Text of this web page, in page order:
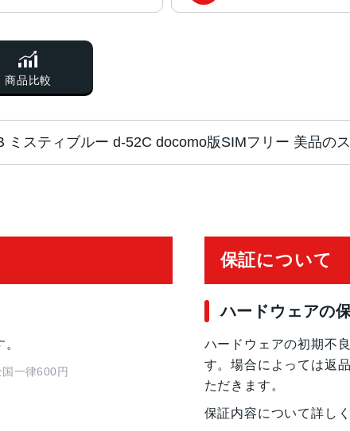
商品比較
ミスティブルー d-52C docomo版SIMフリー 美品の
インチ
一律600円
保証について
ハードウェアの
ハードウェアの初期不
す。場合によっては返
ただきます。
保証内容について詳し